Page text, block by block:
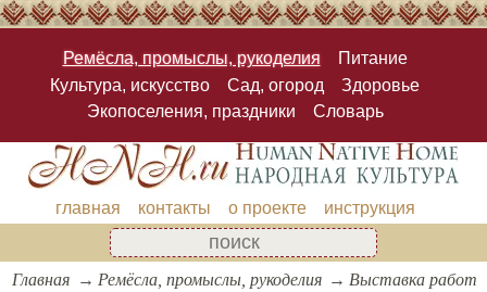
Ремёсла, промыслы, рукоделия
Питание
Культура, искусство
Сад, огород
Здоровье
Экопоселения, праздники
Словарь
главная контакты о проекте инструкция
Главная Ремёсла, промыслы, рукоделия
Выставка работ